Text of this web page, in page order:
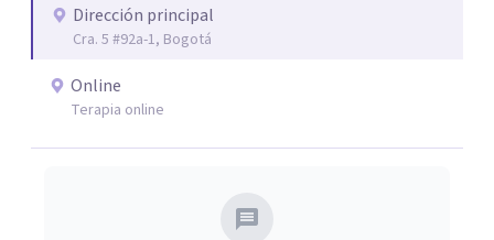
Dirección principal
Cra. 5 #92a-1, Bogotá
Online
Terapia online